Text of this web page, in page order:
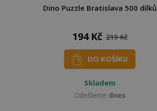
Dino Puzzle Bratislava 500 dílků
194 Kč 219 Kč
DO KOŠÍKU
Skladem
Odešleme dnes